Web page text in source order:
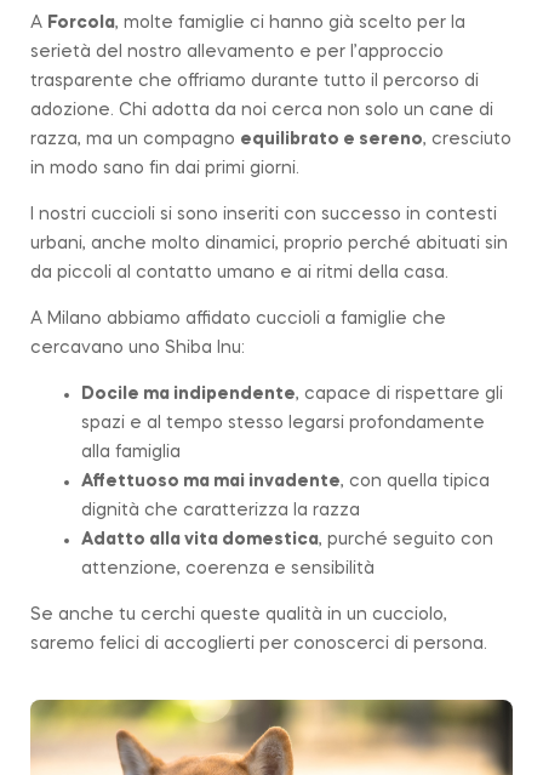
A Forcola, molte famiglie ci hanno già scelto per la
serietà del nostro allevamento e per l’approccio
trasparente che offriamo durante tutto il percorso di
adozione. Chi adotta da noi cerca non solo un cane di
razza, ma un compagno equilibrato e sereno, cresciuto
in modo sano fin dai primi giorni.
I nostri cuccioli si sono inseriti con successo in contesti
urbani, anche molto dinamici, proprio perché abituati sin
da piccoli al contatto umano e ai ritmi della casa.
A Milano abbiamo affidato cuccioli a famiglie che
cercavano uno Shiba Inu:
Docile ma indipendente, capace di rispettare gli
spazi e al tempo stesso legarsi profondamente
alla famiglia
Affettuoso ma mai invadente, con quella tipica
dignità che caratterizza la razza
Adatto alla vita domestica, purché seguito con
attenzione, coerenza e sensibilità
Se anche tu cerchi queste qualità in un cucciolo,
saremo felici di accoglierti per conoscerci di persona.